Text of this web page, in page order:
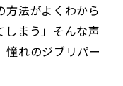
法がよくわから
しまう」そんな声
憧れのジブリパー